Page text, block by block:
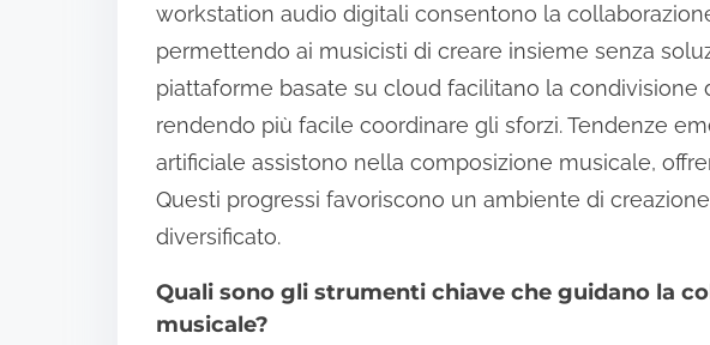
workstation audio digitali consentono la
permettendo ai musicisti di creare insieme senza
piattaforme basate su cloud facilitano la condivisione
rendendo più facile coordinare gli sforzi. Tendenze
artificiale assistono nella composizione musicale,
Questi progressi favoriscono un ambiente di
diversificato.
Quali sono gli strumenti chiave che guidano la
musicale?